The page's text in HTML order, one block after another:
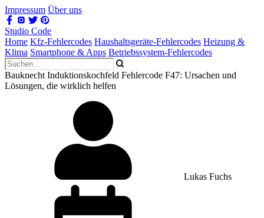
Impressum Über uns
Studio Code
Home Kfz-Fehlercodes Haushaltsgeräte-Fehlercodes Heizung &
Klima Smartphone & Apps Betriebssystem-Fehlercodes
Bauknecht Induktionskochfeld Fehlercode F47: Ursachen und
Lösungen, die wirklich helfen
Lukas Fuchs